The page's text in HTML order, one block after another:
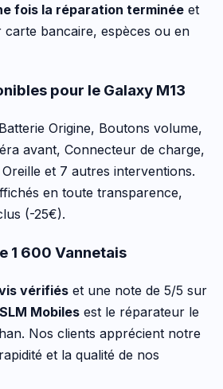
fois la réparation terminée et
carte bancaire, espèces ou en
pour le Galaxy M13
Origine, Boutons volume,
avant, Connecteur de charge,
et 7 autres interventions.
en toute transparence,
(-25€).
1 600 Vannetais
vérifiés et une note de 5/5 sur
SLM Mobiles est le réparateur le
Nos clients apprécient notre
et la qualité de nos